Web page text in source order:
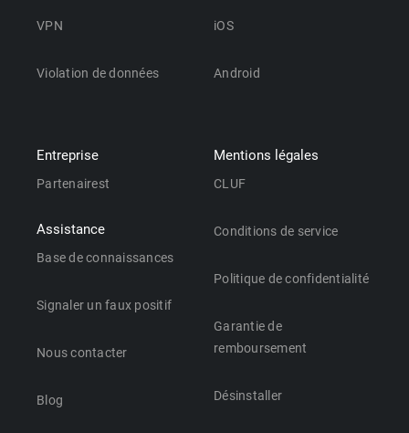
VPN
Violation de données
iOS
Android
Entreprise
Partenairest
Assistance
Base de connaissances
Signaler un faux positif
Nous contacter
Blog
Mentions légales
CLUF
Conditions de service
Politique de confidentialité
Garantie de
remboursement
Désinstaller